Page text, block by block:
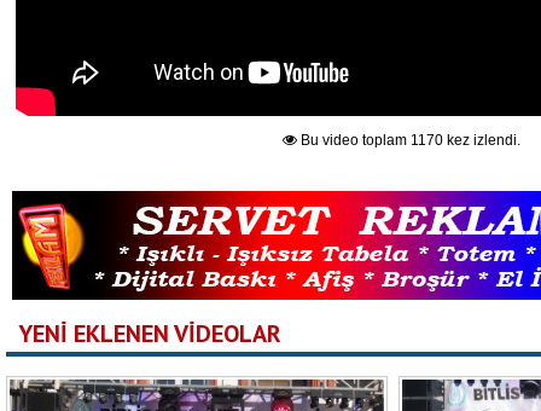
Bu video toplam 1170 kez izlendi.
YENİ EKLENEN VİDEOLAR